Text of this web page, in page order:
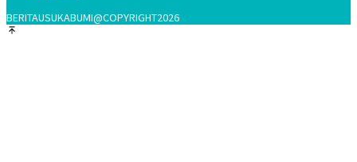
BERITAUSUKABUMI@COPYRIGHT2026